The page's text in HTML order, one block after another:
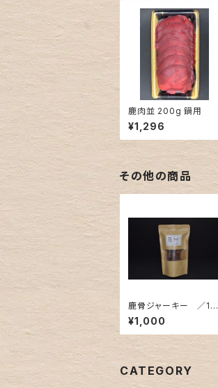
鹿肉並 200g 鍋用
¥1,296
その他の商品
鹿骨ジャーキー ／1袋
／70g
¥1,000
CATEGORY